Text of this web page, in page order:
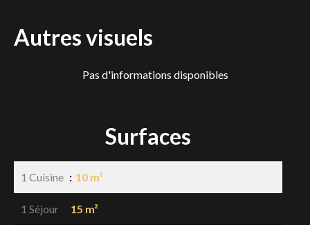
Autres visuels
Pas d'informations disponibles
Surfaces
1 Cuisine 10 m²
1 Séjour 15 m²